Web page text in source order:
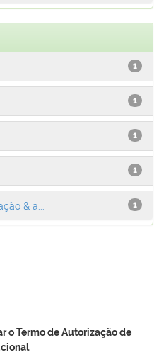
1
1
1
1
1
& a...
o Termo de Autorização de